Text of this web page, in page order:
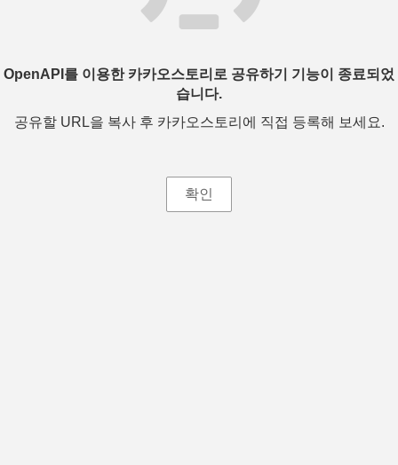
OpenAPI를 이용한 카카오스토리로 공유하기 기능이 종료되었
습니다.
공유할 URL을 복사 후 카카오스토리에 직접 등록해 보세요.
확인